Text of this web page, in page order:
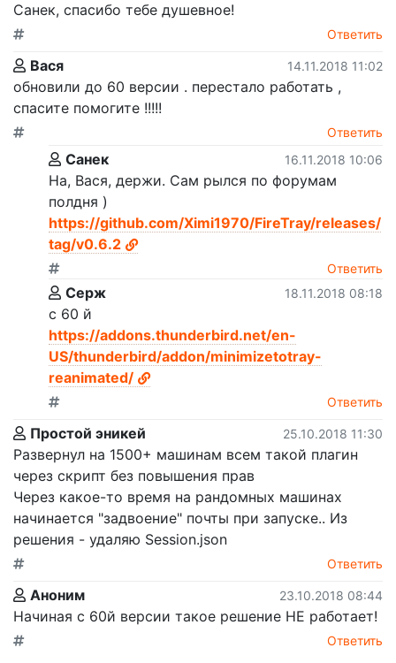
Санек, спасибо тебе душевное!
Ответить
Вася 14.11.2018 11:02
обновили до 60 версии . перестало работать ,
спасите помогите !!!!!
Ответить
Санек 16.11.2018 10:06
На, Вася, держи. Сам рылся по форумам
полдня )
https://github.com/Ximi1970/FireTray/releases/
tag/v0.6.2
Ответить
Серж 18.11.2018 08:18
с 60 й
https://addons.thunderbird.net/en-
US/thunderbird/addon/minimizetotray-
reanimated/
Ответить
Простой эникей 25.10.2018 11:30
Развернул на 1500+ машинам всем такой плагин
через скрипт без повышения прав
Через какое-то время на рандомных машинах
начинается "задвоение" почты при запуске.. Из
решения - удаляю Session.json
Ответить
Аноним 23.10.2018 08:44
Начиная с 60й версии такое решение НЕ работает!
Ответить